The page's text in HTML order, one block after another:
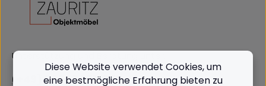
Unterstützung und Beratung unter:
(+49) 09562 3811380
Diese Website verwendet Cookies, um
eine bestmögliche Erfahrung bieten zu